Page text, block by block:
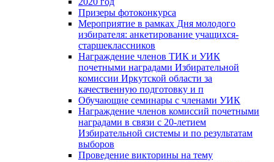
Призеры фотоконкурса
Мероприятие в рамках Дня молодого
избирателя: анкетирование учащихся-
старшеклассников
Награждение членов ТИК и УИК
почетными наградами Избирательной
комиссии Иркутской области за
качественную подготовку и п
Обучающие семинары с членами УИК
Награждение членов комиссий почетными
наградами в связи с 20-летием
Избирательной системы и по результатам
выборов
Проведение викторины на тему